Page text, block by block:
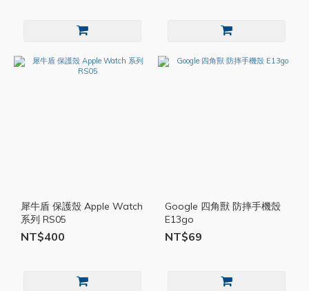
犀牛盾 保護殼 Apple Watch
系列 RS05
NT$400
Google 四角獸 防摔手機殼
E13go
NT$69